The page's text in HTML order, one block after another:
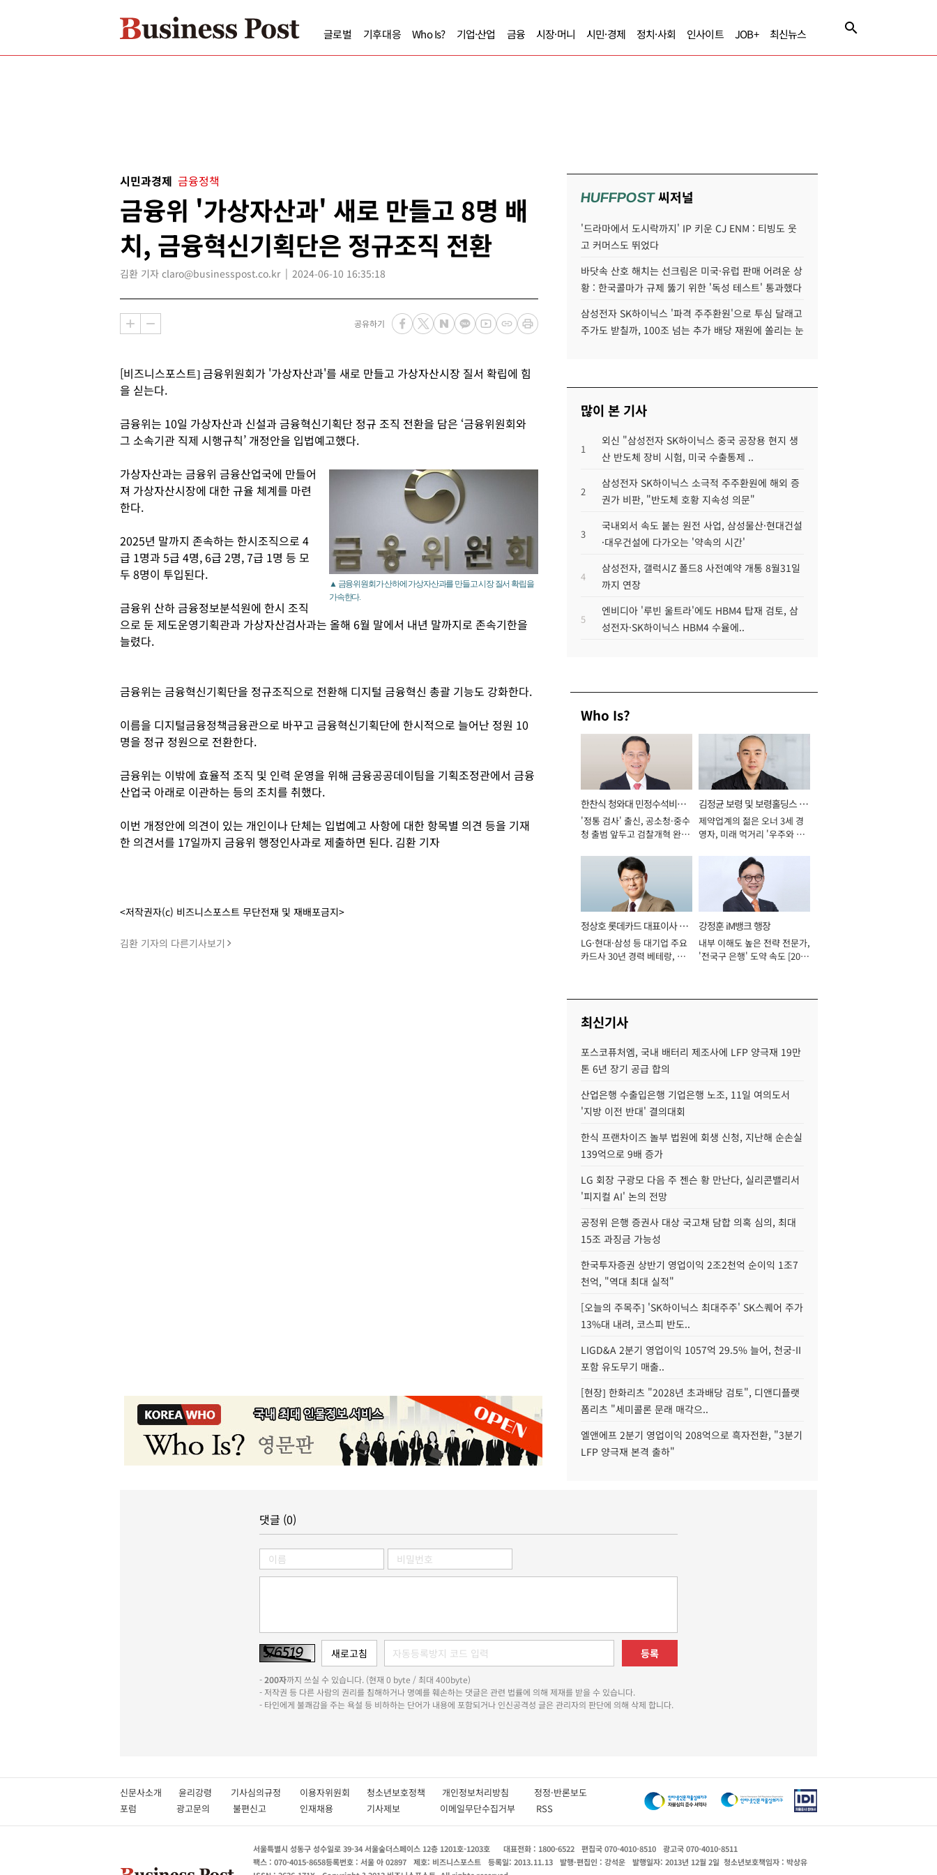
글로벌 기후대응 Who Is? 기업·산업 금융 시장·머니 시민·경제 정치·사회 인사이트 JOB+ 최신뉴스
시민과경제 금융정책
금융위 '가상자산과' 새로 만들고 8명 배
치, 금융혁신기획단은 정규조직 전환
김환 기자 claro@businesspost.co.kr 2024-06-10 16:35:18
공유하기
[비즈니스포스트] 금융위원회가 '가상자산과'를 새로 만들고 가상자산시장 질서 확립에 힘
을 싣는다.
금융위는 10일 가상자산과 신설과 금융혁신기획단 정규 조직 전환을 담은 ‘금융위원회와
그 소속기관 직제 시행규칙’ 개정안을 입법예고했다.
▲ 금융위원회가 산하에 가상자산과를 만들고 시장 질서 확립을
가속한다.
가상자산과는 금융위 금융산업국에 만들어
져 가상자산시장에 대한 규율 체계를 마련
한다.
2025년 말까지 존속하는 한시조직으로 4
급 1명과 5급 4명, 6급 2명, 7급 1명 등 모
두 8명이 투입된다.
금융위 산하 금융정보분석원에 한시 조직
으로 둔 제도운영기획관과 가상자산검사과는 올해 6월 말에서 내년 말까지로 존속기한을
늘렸다.
금융위는 금융혁신기획단을 정규조직으로 전환해 디지털 금융혁신 총괄 기능도 강화한다.
이름을 디지털금융정책금융관으로 바꾸고 금융혁신기획단에 한시적으로 늘어난 정원 10
명을 정규 정원으로 전환한다.
금융위는 이밖에 효율적 조직 및 인력 운영을 위해 금융공공데이팀을 기획조정관에서 금융
산업국 아래로 이관하는 등의 조치를 취했다.
이번 개정안에 의견이 있는 개인이나 단체는 입법예고 사항에 대한 항목별 의견 등을 기재
한 의견서를 17일까지 금융위 행정인사과로 제출하면 된다. 김환 기자
<저작권자(c) 비즈니스포스트 무단전재 및 재배포금지>
김환 기자의 다른기사보기
HUFFPOST씨저널
'드라마에서 도시락까지' IP 키운 CJ ENM : 티빙도 웃
고 커머스도 뛰었다
바닷속 산호 해치는 선크림은 미국·유럽 판매 어려운 상
황 : 한국콜마가 규제 뚫기 위한 '독성 테스트' 통과했다
삼성전자 SK하이닉스 '파격 주주환원'으로 투심 달래고
주가도 받칠까, 100조 넘는 추가 배당 재원에 쏠리는 눈
많이 본 기사
1
외신 "삼성전자 SK하이닉스 중국 공장용 현지 생
산 반도체 장비 시험, 미국 수출통제 ..
2
삼성전자 SK하이닉스 소극적 주주환원에 해외 증
권가 비판, "반도체 호황 지속성 의문"
3
국내외서 속도 붙는 원전 사업, 삼성물산·현대건설
·대우건설에 다가오는 '약속의 시간'
4
삼성전자, 갤럭시Z 폴드8 사전예약 개통 8월31일
까지 연장
5
엔비디아 '루빈 울트라'에도 HBM4 탑재 검토, 삼
성전자·SK하이닉스 HBM4 수율에..
Who Is?
한찬식 청와대 민정수석비서
관
'정통 검사' 출신, 공소청·중수
청 출범 앞두고 검찰개혁 완수
김정균 보령 및 보령홀딩스 대
표이사 사장
제약업계의 젊은 오너 3세 경
영자, 미래 먹거리 '우주와 헬
정상호 롯데카드 대표이사 사
장
LG·현대·삼성 등 대기업 주요
카드사 30년 경력 베테랑, 신
강정훈 iM뱅크 행장
내부 이해도 높은 전략 전문가,
'전국구 은행' 도약 속도 [2026
최신기사
포스코퓨처엠, 국내 배터리 제조사에 LFP 양극재 19만
톤 6년 장기 공급 합의
산업은행 수출입은행 기업은행 노조, 11일 여의도서
'지방 이전 반대' 결의대회
한식 프랜차이즈 놀부 법원에 회생 신청, 지난해 순손실
139억으로 9배 증가
LG 회장 구광모 다음 주 젠슨 황 만난다, 실리콘밸리서
'피지컬 AI' 논의 전망
공정위 은행 증권사 대상 국고채 담합 의혹 심의, 최대
15조 과징금 가능성
한국투자증권 상반기 영업이익 2조2천억 순이익 1조7
천억, "역대 최대 실적"
[오늘의 주목주] 'SK하이닉스 최대주주' SK스퀘어 주가
13%대 내려, 코스피 반도..
LIGD&A 2분기 영업이익 1057억 29.5% 늘어, 천궁-II
포함 유도무기 매출..
[현장] 한화리츠 "2028년 초과배당 검토", 디앤디플랫
폼리츠 "세미콜론 문래 매각으..
엘앤에프 2분기 영업이익 208억으로 흑자전환, "3분기
LFP 양극재 본격 출하"
댓글 (0)
등록
-200자까지 쓰실 수 있습니다. (현재 0 byte / 최대 400byte)
- 저작권 등 다른 사람의 권리를 침해하거나 명예를 훼손하는 댓글은 관련 법률에 의해 제재를 받을 수 있습니다.
- 타인에게 불쾌감을 주는 욕설 등 비하하는 단어가 내용에 포함되거나 인신공격성 글은 관리자의 판단에 의해 삭제 합니다.
신문사소개 윤리강령 기사심의규정 이용자위원회 청소년보호정책 개인정보처리방침 정정·반론보도
포럼
광고문의 불편신고 인재채용 기사제보 이메일무단수집거부 RSS
서울특별시 성동구 성수일로 39-34 서울숲더스페이스 12층 1201호-1203호 대표전화 : 1800-6522 편집국 070-4010-8510
광고국 070-4010-8511
팩스 : 070-4015-8658등록번호 : 서울 아 02897 제호: 비즈니스포스트 등록일: 2013.11.13 발행·편집인 : 강석운 발행일자: 2013년 12월 2일 청소년보호책임자 : 박상유